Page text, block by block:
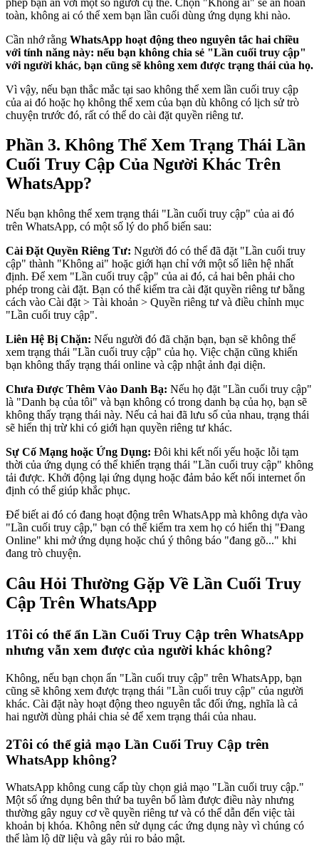
toàn, không ai có thể xem bạn lần cuối dùng ứng dụng khi nào.
Cần nhớ rằng WhatsApp hoạt động theo nguyên tắc hai chiều
với tính năng này: nếu bạn không chia sẻ "Lần cuối truy cập"
với người khác, bạn cũng sẽ không xem được trạng thái của họ.
Vì vậy, nếu bạn thắc mắc tại sao không thể xem lần cuối truy cập
của ai đó hoặc họ không thể xem của bạn dù không có lịch sử trò
chuyện trước đó, rất có thể do cài đặt quyền riêng tư.
Phần 3. Không Thể Xem Trạng Thái Lần
Cuối Truy Cập Của Người Khác Trên
WhatsApp?
Nếu bạn không thể xem trạng thái "Lần cuối truy cập" của ai đó
trên WhatsApp, có một số lý do phổ biến sau:
Cài Đặt Quyền Riêng Tư: Người đó có thể đã đặt "Lần cuối truy
cập" thành "Không ai" hoặc giới hạn chỉ với một số liên hệ nhất
định. Để xem "Lần cuối truy cập" của ai đó, cả hai bên phải cho
phép trong cài đặt. Bạn có thể kiểm tra cài đặt quyền riêng tư bằng
cách vào Cài đặt > Tài khoản > Quyền riêng tư và điều chỉnh mục
"Lần cuối truy cập".
Liên Hệ Bị Chặn: Nếu người đó đã chặn bạn, bạn sẽ không thể
xem trạng thái "Lần cuối truy cập" của họ. Việc chặn cũng khiến
bạn không thấy trạng thái online và cập nhật ảnh đại diện.
Chưa Được Thêm Vào Danh Bạ: Nếu họ đặt "Lần cuối truy cập"
là "Danh bạ của tôi" và bạn không có trong danh bạ của họ, bạn sẽ
không thấy trạng thái này. Nếu cả hai đã lưu số của nhau, trạng thái
sẽ hiển thị trừ khi có giới hạn quyền riêng tư khác.
Sự Cố Mạng hoặc Ứng Dụng: Đôi khi kết nối yếu hoặc lỗi tạm
thời của ứng dụng có thể khiến trạng thái "Lần cuối truy cập" không
tải được. Khởi động lại ứng dụng hoặc đảm bảo kết nối internet ổn
định có thể giúp khắc phục.
Để biết ai đó có đang hoạt động trên WhatsApp mà không dựa vào
"Lần cuối truy cập," bạn có thể kiểm tra xem họ có hiển thị "Đang
Online" khi mở ứng dụng hoặc chú ý thông báo "đang gõ..." khi
đang trò chuyện.
Câu Hỏi Thường Gặp Về Lần Cuối Truy
Cập Trên WhatsApp
1Tôi có thể ẩn Lần Cuối Truy Cập trên WhatsApp
nhưng vẫn xem được của người khác không?
Không, nếu bạn chọn ẩn "Lần cuối truy cập" trên WhatsApp, bạn
cũng sẽ không xem được trạng thái "Lần cuối truy cập" của người
khác. Cài đặt này hoạt động theo nguyên tắc đối ứng, nghĩa là cả
hai người dùng phải chia sẻ để xem trạng thái của nhau.
2Tôi có thể giả mạo Lần Cuối Truy Cập trên
WhatsApp không?
WhatsApp không cung cấp tùy chọn giả mạo "Lần cuối truy cập."
Một số ứng dụng bên thứ ba tuyên bố làm được điều này nhưng
thường gây nguy cơ về quyền riêng tư và có thể dẫn đến việc tài
khoản bị khóa. Không nên sử dụng các ứng dụng này vì chúng có
thể làm lộ dữ liệu và gây rủi ro bảo mật.